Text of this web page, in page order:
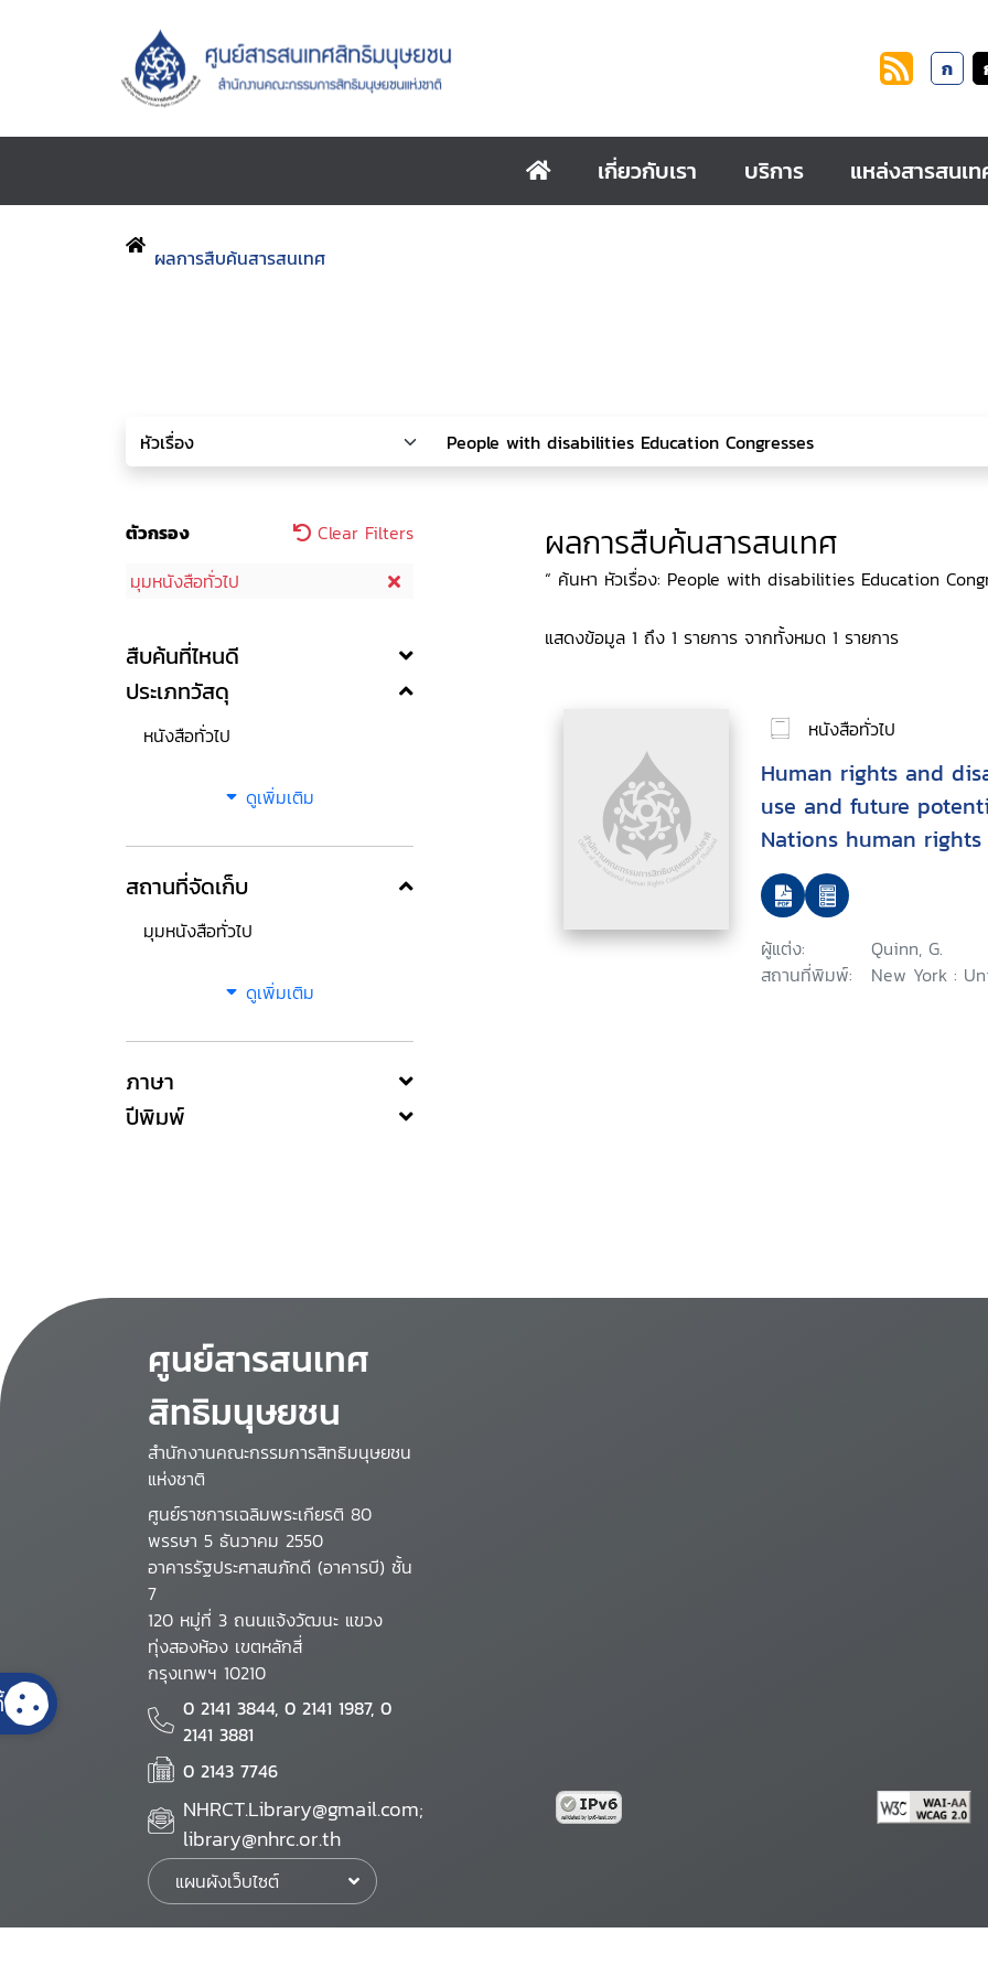
ก
เกี่ยวกับเรา บริการ แหล่งสารสนเ
ผลการสืบค้นสารสนเทศ
ตัวกรอง
Clear Filters
มุมหนังสือทั่วไป
สืบค้นที่ไหนดี
ประเภทวัสดุ
หนังสือทั่วไป
ดูเพิ่มเติม
สถานที่จัดเก็บ
มุมหนังสือทั่วไป
ดูเพิ่มเติม
ภาษา
ปีพิมพ์
ผลการสืบค้นสารสนเทศ
“ ค้นหา หัวเรื่อง: People with disabilities Education
แสดงข้อมูล 1 ถึง 1 รายการ จากทั้งหมด 1 รายการ
หนังสือทั่วไป
Human rights and
use and future
Nations human
context of disability
ผู้แต่ง:
Quinn, G.
สถานที่พิมพ์:
New York :
ศูนย์สารสนเทศ
สิทธิมนุษยชน
สำนักงานคณะกรรมการสิทธิมนุษยชน
แห่งชาติ
ศูนย์ราชการเฉลิมพระเกียรติ 80
พรรษา 5 ธันวาคม 2550
อาคารรัฐประศาสนภักดี (อาคารบี) ชั้น
7
120 หมู่ที่ 3 ถนนแจ้งวัฒนะ แขวง
ทุ่งสองห้อง เขตหลักสี่
กรุงเทพฯ 10210
0 2141 3844, 0 2141 1987, 0
2141 3881
0 2143 7746
NHRCT.Library@gmail.com;
library@nhrc.or.th
แผนผังเว็บไซต์